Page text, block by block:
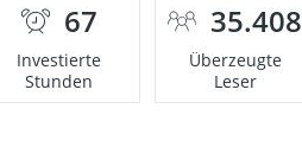
67
Investierte
Stunden
35.408
Überzeugte
Leser